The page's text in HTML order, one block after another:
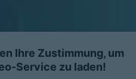
Ihre Zustimmung, um
Service zu laden!